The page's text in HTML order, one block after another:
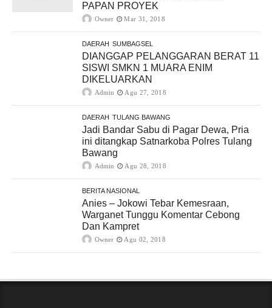
PAPAN PROYEK
Owner Mar 31, 2018
DAERAH SUMBAGSEL
DIANGGAP PELANGGARAN BERAT 11
SISWI SMKN 1 MUARA ENIM
DIKELUARKAN
Admin Agu 27, 2018
DAERAH TULANG BAWANG
Jadi Bandar Sabu di Pagar Dewa, Pria
ini ditangkap Satnarkoba Polres Tulang
Bawang
Admin Agu 28, 2018
BERITA NASIONAL
Anies – Jokowi Tebar Kemesraan,
Warganet Tunggu Komentar Cebong
Dan Kampret
Owner Agu 02, 2018